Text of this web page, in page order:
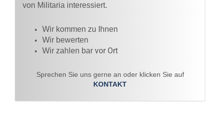
von Militaria interessiert.
Wir kommen zu Ihnen​
Wir bewerten
Wir zahlen bar vor Ort
Sprechen Sie uns gerne an oder klicken Sie auf
KONTAKT